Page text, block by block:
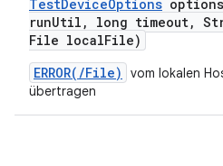
TestDeviceOptions options
runUtil , long timeout,
File localFile)
ERROR(/File)
vom lokalen
übertragen